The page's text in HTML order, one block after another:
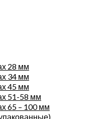
28 мм
34 мм
45 мм
51-58 мм
65 – 100 мм